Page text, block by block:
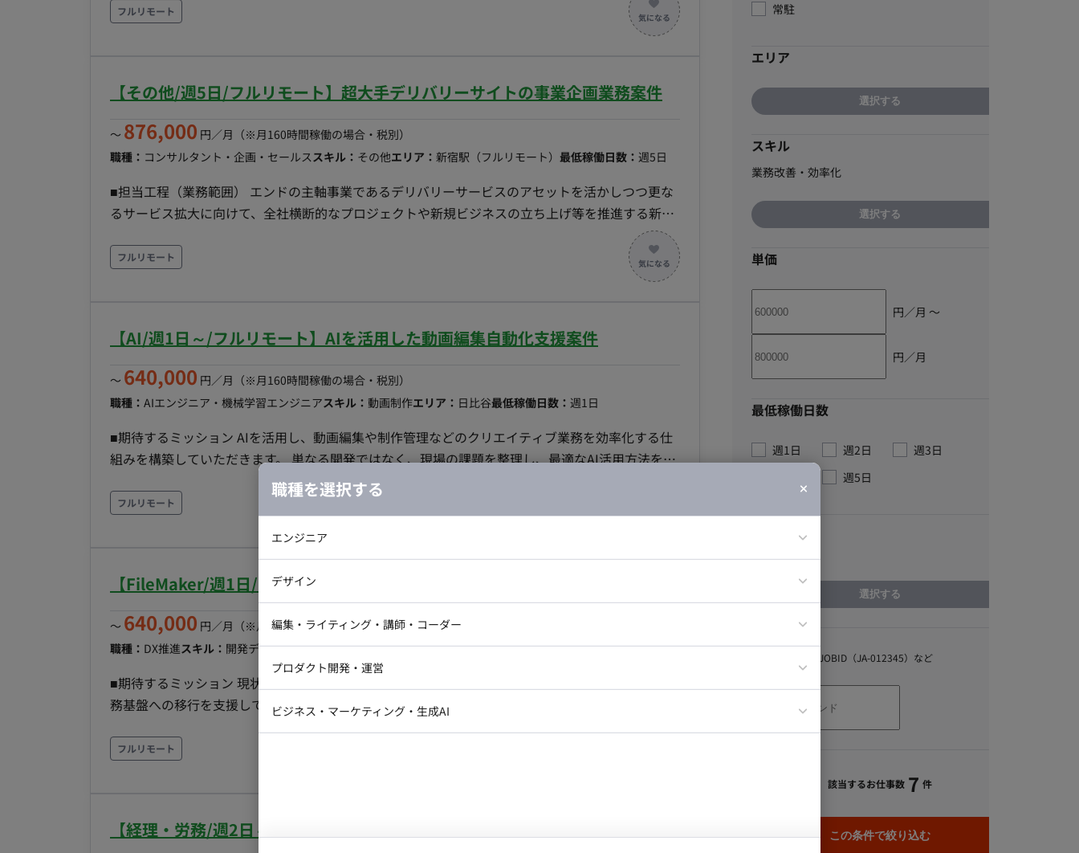
務内容・担当工程： ・新たな輸出先（顧客・パートナー）の開拓およびアライアンス構築 ・各国
の事情に即した車両調達スキームの確立 ・自社広告サイトのグロースチームと協業したマーケティ
フルリモート
【その他/週5日/フルリモート】超大手デリバリーサイトの事業企画業務案件
〜 876,000 円／月 （※月160時間稼働の場合・税別）
職種： コンサルタント・企画・セールススキル： その他エリア： 新宿駅（フルリモート） 最低稼働日数： 週5日
■担当工程（業務範囲） エンドの主軸事業であるデリバリーサービスのアセットを活かしつつ更な
るサービス拡大に向けて、全社横断的なプロジェクトや新規ビジネスの立ち上げ等を推進する新た
な組織の立ち上げを予定しており、事業に近い目線で中長期の持続的成長を牽引していただけるメ
ンバーを募集します。 ■業務内容 ・経営陣から各セクションの現場レイヤーまで幅広く接点を持
ち、 事業・サービスの課題解決を推進するハブとして、全社横断的な プロジェクトの組成・
フルリモート
【AI/週1日～/フルリモート】AIを活用した動画編集自動化支援案件
〜 640,000 円／月 （※月160時間稼働の場合・税別）
職種： AIエンジニア・機械学習エンジニアスキル： 動画制作エリア： 日比谷最低稼働日数： 週1日
■期待するミッション AIを活用し、動画編集や制作管理などのクリエイティブ業務を効率化する仕
組みを構築していただきます。 単なる開発ではなく、現場の課題を整理し、最適なAI活用方法を提
案・実装できることを期待しています。 ■業務内容・担当工程 【AIを活用した動画制作の自動化】
・動画編集フローの自動化設計 ・AIを活用した編集工程の効率化 【動画制作自動化】 テロップ生
活用した業務設計 AIツール選定 プロンプト設計 AI運用ルール策定 ■働き方 ・稼働量：応相談 ・リ
フルリモート
【FileMaker/週1日/フルリモート】基幹システム刷新・DX推進支援案件
〜 640,000 円／月 （※月160時間稼働の場合・税別）
職種： DX推進スキル： 開発ディレクションエリア：舟入幸町最低稼働日数：週1日
■期待するミッション 現状の業務フローを整理し、既存システムの運用を理解した上で、最適な業
務基盤への移行を支援していただきます。 業務改善の提案からシステム構築・運用方法の整備まで
テムの調査・要件整理】 ・既存業務フローのヒアリング ・現行システムの仕様確認 ・移行方針の
Apps Script ・kintone ・AppSheet ・Google Workspace から選定 ■働き方 ・稼働量：応相談 ・
フルリモート
【経理・労務/週2日～/フルリモート】経理・労務業務案件
職種を選択する
エンジニア
インフラエンジニア
テストエンジニア・テクニカルサポート
AIエンジニア・機械学習エンジニア
デザイン
Webデザイナー・UI/UXデザイナー
ラストレーター
編集・ライティング・講師・コーダー
プロダクト開発・運営
クトマネージャー
ビジネス・マーケティング・生成AI
常駐
エリア
選択する
スキル
業務改善・効率化
選択する
単価
円／月 〜
円／月
最低稼働日数
週1日 週2日
週3日
週5日
選択する
スキル、職種、JOBID（JA-012345）など
該当するお仕事数 7 件
この条件で絞り込む